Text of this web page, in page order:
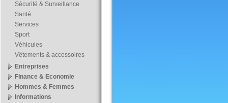
Sécurité & Surveillance
Santé
Services
Sport
Véhicules
Vêtements & accessoires
Entreprises
Finance & Economie
Hommes & Femmes
Informations